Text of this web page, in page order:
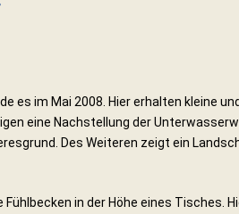
es im Mai 2008. Hier erhalten kleine
eine Nachstellung der
Des Weiteren zeigt ein
in der Höhe eines Tisches.